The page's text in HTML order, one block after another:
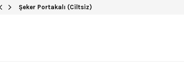
Şeker Portakalı (Ciltsiz)